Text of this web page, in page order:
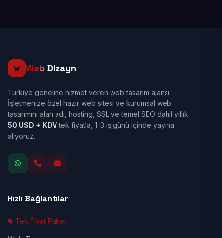
Web Dizayn
Türkiye geneline hizmet veren web tasarım ajansı.
İşletmenize özel hazır web sitesi ve kurumsal web
tasarımını alan adı, hosting, SSL ve temel SEO dahil yıllık
50 USD + KDVtek fiyatla, 1-3 iş günü içinde yayına
alıyoruz.
Hızlı Bağlantılar
Tek Fiyat Paketi